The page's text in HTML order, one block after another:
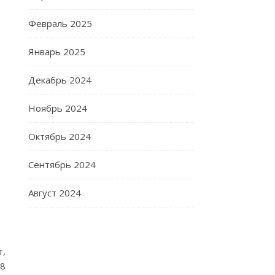
Февраль 2025
Январь 2025
Декабрь 2024
Ноябрь 2024
Октябрь 2024
Сентябрь 2024
Август 2024